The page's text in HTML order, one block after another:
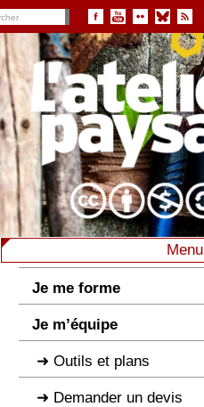
Menu
Je me forme
Je m’équipe
Outils et plans
Demander un devis